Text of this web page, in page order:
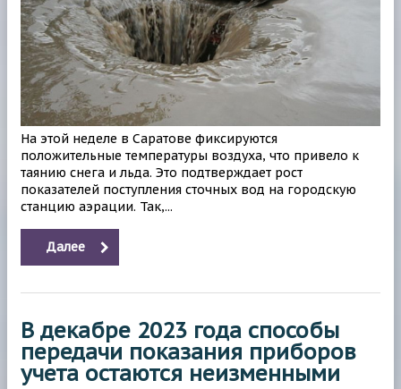
На этой неделе в Саратове фиксируются
положительные температуры воздуха, что привело к
таянию снега и льда. Это подтверждает рост
показателей поступления сточных вод на городскую
станцию аэрации. Так,...
Далее
В декабре 2023 года способы
передачи показания приборов
учета остаются неизменными